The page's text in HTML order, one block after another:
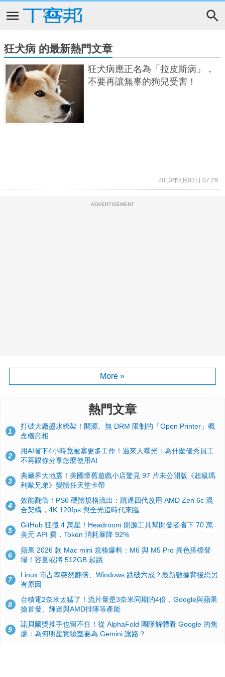
狂犬病 的最新熱門文章
狂犬病應正名為「拉皮斯病」，
不要再讓無辜的狗兒受害！
2013年8月03日 07:29
ADVERTISEMENT
More »
熱門文章
1
打破大廠墨水綁架！開源、無 DRM 限制的「Open Printer」概
念機亮相
2
用AI省下4小時竟被塞更多工作！過來人曝光：為什麼優秀員工
不再跟你分享怎麼使用AI
3
典藏界大地震！美國懷舊遊戲小店驚見 97 片未公開版《超級瑪
利歐兄弟》變體任天堂卡帶
4
效能翻倍！PS6 硬體規格流出：跳過四代改用 AMD Zen 6c 混
合架構，4K 120fps 與全光追時代來臨
5
GitHub 狂攬 4 萬星！Headroom 開源工具幫開發者省下 70 萬
美元 API 費，Token 消耗暴降 92%
6
蘋果 2026 款 Mac mini 規格爆料：M6 與 M5 Pro 異色搭檔登
場！容量或將 512GB 起跳
7
Linux 市占率突然翻倍、Windows 跌破六成？最新數據背後恐另
有原因
8
台積電2奈米太猛了！流片量是3奈米同期的4倍，Google與蘋果
搶首發、輝達與AMD排隊等產能
9
諾貝爾獎推手也留不住！從 AlphaFold 團隊解體看 Google 的焦
慮：為何明星實驗室要為 Gemini 讓路？